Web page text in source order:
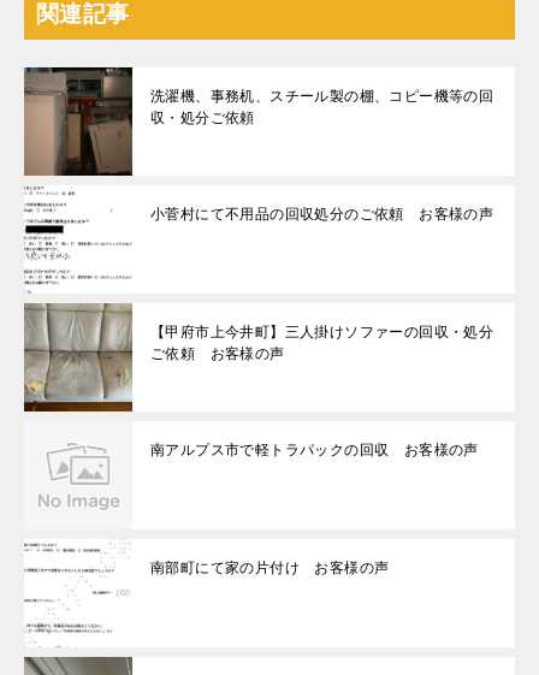
関連記事
洗濯機、事務机、スチール製の棚、コピー機等の回
収・処分ご依頼
小菅村にて不用品の回収処分のご依頼 お客様の声
【甲府市上今井町】三人掛けソファーの回収・処分
ご依頼 お客様の声
南アルプス市で軽トラパックの回収 お客様の声
南部町にて家の片付け お客様の声